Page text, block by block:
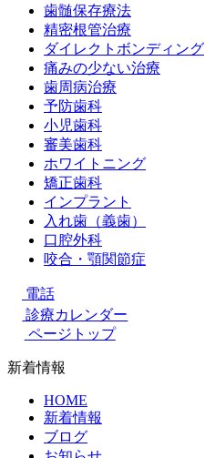
歯髄保存療法
精密根管治療
ダイレクトボンディング
痛みの少ない治療
歯周病治療
予防歯科
小児歯科
審美歯科
ホワイトニング
矯正歯科
インプラント
入れ歯（義歯）
口腔外科
咬合・顎関節症
電話
診療カレンダー
ページトップ
新着情報
HOME
新着情報
ブログ